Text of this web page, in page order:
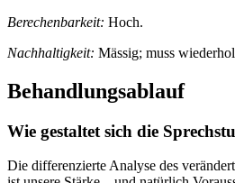
Berechenbarkeit: Hoch.
Nachhaltigkeit: Mässig; muss
Behandlungsablauf
Wie gestaltet sich die
Die differenzierte Analyse des